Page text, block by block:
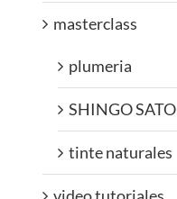
masterclass
plumeria
SHINGO SATO
tinte naturales